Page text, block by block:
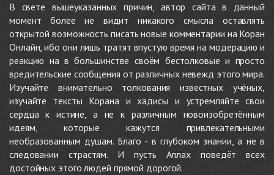
В свете вышеуказанных причин, автор сайта в данный
момент более не видит никакого смысла оставлять
открытой возможность писать новые комментарии на Коран
Онлайн, ибо они лишь тратят впустую время на модерацию и
реакцию на в большинстве своём бестолковые и просто
вредительские сообщения от различных невежд этого мира.
Изучайте внимательно толкования известных учёных,
изучайте тексты Корана и хадисы и устремляйте свои
сердца к истине, а не к различным новоизобретённым
идеям, которые кажутся привлекательными
необразованным душам. Благо - в глубоком знании, а не в
следовании страстям. И пусть Аллах поведёт всех
достойных этого людей прямой дорогой.